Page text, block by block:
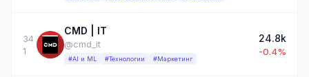
34
1
CMD | IT
@cmd_it
#AI и ML #Технологии #Маркетинг
24.8k
-0.4%